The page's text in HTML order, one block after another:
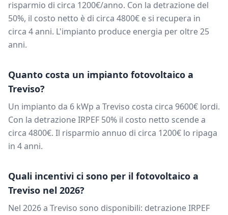
risparmio di circa 1200€/anno. Con la detrazione del
50%, il costo netto è di circa 4800€ e si recupera in
circa 4anni. L'impianto produce energia per oltre 25
anni.
Quanto costa un impianto fotovoltaico a
Treviso?
Un impianto da 6 kWp a Treviso costa circa 9600€ lordi.
Con la detrazione IRPEF 50% il costo netto scende a
circa 4800€. Il risparmio annuo di circa 1200€ lo ripaga
in 4anni.
Quali incentivi ci sono per il fotovoltaico a
Treviso nel 2026?
Nel 2026 a Treviso sono disponibili: detrazione IRPEF